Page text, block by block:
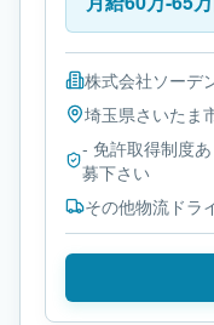
株式会社ソーデ
埼玉県さいたま
- 免許取得制度
募下さい
その他物流ドラ